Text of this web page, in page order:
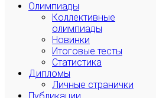
Олимпиады
Коллективные
олимпиады
Новинки
Итоговые тесты
Статистика
Дипломы
Личные странички